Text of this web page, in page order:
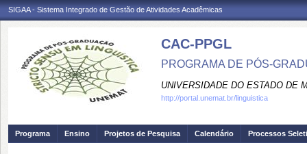
SIGAA - Sistema Integrado de Gestão de Atividades Acadêmicas
CAC-PPGL
PROGRAMA DE PÓS-
UNIVERSIDADE DO ESTADO DE
http://portal.unemat.br/linguistica
Programa Ensino Projetos de Pesquisa Calendário Processos